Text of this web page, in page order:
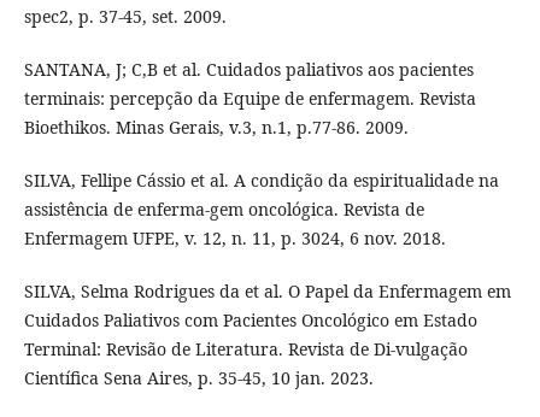
spec2, p. 37-45, set. 2009.
SANTANA, J; C,B et al. Cuidados paliativos aos pacientes
terminais: percepção da Equipe de enfermagem. Revista
Bioethikos. Minas Gerais, v.3, n.1, p.77-86. 2009.
SILVA, Fellipe Cássio et al. A condição da espiritualidade na
assistência de enferma-gem oncológica. Revista de
Enfermagem UFPE, v. 12, n. 11, p. 3024, 6 nov. 2018.
SILVA, Selma Rodrigues da et al. O Papel da Enfermagem em
Cuidados Paliativos com Pacientes Oncológico em Estado
Terminal: Revisão de Literatura. Revista de Di-vulgação
Científica Sena Aires, p. 35-45, 10 jan. 2023.